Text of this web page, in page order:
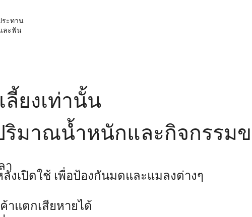
ระทาน
ละฟัน
ยงเท่านั้น
มาณน้ำหนักและกิจกรรมข
า
เปิดใช้ เพื่อป้องกันมดและแมลงต่างๆ
าแตกเสียหายได้